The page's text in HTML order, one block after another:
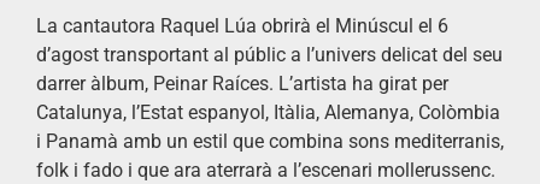
La cantautora Raquel Lúa obrirà el Minúscul el 6
d’agost transportant al públic a l’univers delicat del seu
darrer àlbum, Peinar Raíces. L’artista ha girat per
Catalunya, l’Estat espanyol, Itàlia, Alemanya, Colòmbia
i Panamà amb un estil que combina sons mediterranis,
folk i fado i que ara aterrarà a l’escenari mollerussenc.